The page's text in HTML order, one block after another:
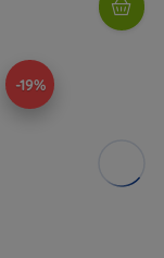
-19%